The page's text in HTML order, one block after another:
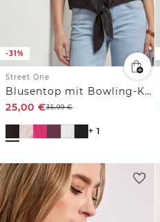
-31%
Street One
Blusentop mit Bowling-Kragen und Knoten
25,00 €35,99€
+ 1